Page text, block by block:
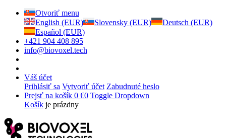
Otvoriť menu
English (EUR)
Slovensky (EUR)
Deutsch (EUR)
Español (EUR)
+421 904 408 895
info@biovoxel.tech
Váš účet
Prihlásiť sa Vytvoriť účet Zabudnuté heslo
Prejsť na košík 0 €0 Toggle Dropdown
Košík je prázdny